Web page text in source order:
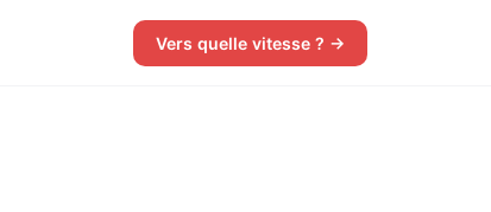
Vers quelle vitesse ? →